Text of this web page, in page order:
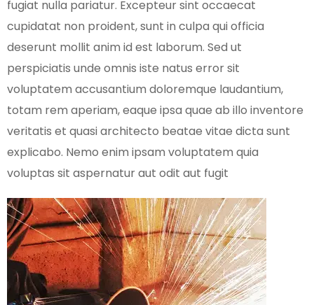
fugiat nulla pariatur. Excepteur sint occaecat
cupidatat non proident, sunt in culpa qui officia
deserunt mollit anim id est laborum. Sed ut
perspiciatis unde omnis iste natus error sit
voluptatem accusantium doloremque laudantium,
totam rem aperiam, eaque ipsa quae ab illo inventore
veritatis et quasi architecto beatae vitae dicta sunt
explicabo. Nemo enim ipsam voluptatem quia
voluptas sit aspernatur aut odit aut fugit